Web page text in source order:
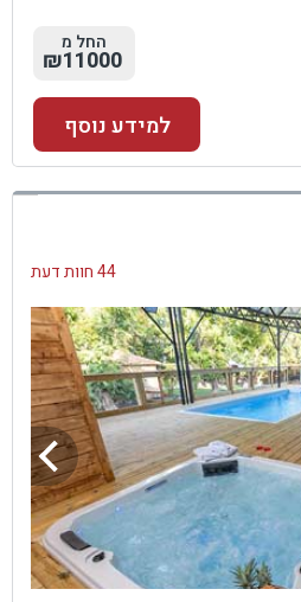
החל מ
₪11000
למידע נוסף
44 חוות דעת